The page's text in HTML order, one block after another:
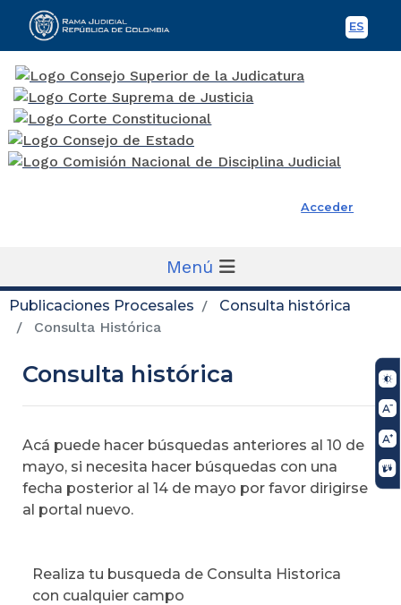
ES
Rama Judicial
Acceder
Menú
Publicaciones Procesales
Consulta histórica
Consulta Histórica
Consulta histórica
Acá puede hacer búsquedas anteriores al 10 de
mayo, si necesita hacer búsquedas con una
fecha posterior al 14 de mayo por favor dirigirse
al portal nuevo.
Realiza tu busqueda de Consulta Historica
con cualquier campo